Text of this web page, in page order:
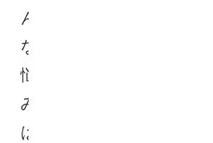
ん
な
悩
み
は